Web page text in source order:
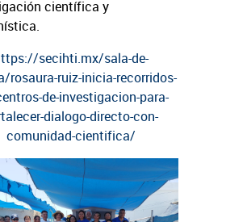
científica y
secihti.mx/sala-de-
rosaura-ruiz-inicia-recorridos-
de-investigacion-para-
dialogo-directo-con-
comunidad-cientifica/